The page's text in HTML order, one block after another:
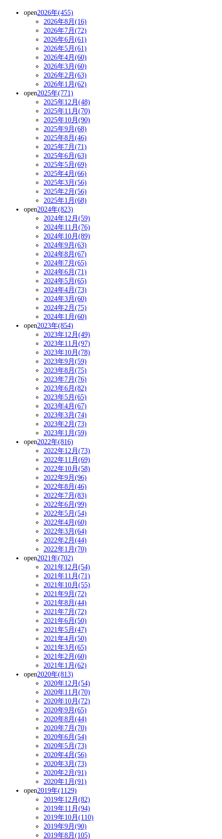
open2026年(455)
2026年8月(16)
2026年7月(72)
2026年6月(61)
2026年5月(61)
2026年4月(60)
2026年3月(60)
2026年2月(63)
2026年1月(62)
open2025年(771)
2025年12月(48)
2025年11月(70)
2025年10月(90)
2025年9月(68)
2025年8月(46)
2025年7月(71)
2025年6月(63)
2025年5月(69)
2025年4月(66)
2025年3月(56)
2025年2月(56)
2025年1月(68)
open2024年(823)
2024年12月(59)
2024年11月(76)
2024年10月(89)
2024年9月(63)
2024年8月(67)
2024年7月(65)
2024年6月(71)
2024年5月(65)
2024年4月(73)
2024年3月(60)
2024年2月(75)
2024年1月(60)
open2023年(854)
2023年12月(49)
2023年11月(97)
2023年10月(78)
2023年9月(59)
2023年8月(75)
2023年7月(76)
2023年6月(82)
2023年5月(65)
2023年4月(67)
2023年3月(74)
2023年2月(73)
2023年1月(59)
open2022年(816)
2022年12月(73)
2022年11月(69)
2022年10月(58)
2022年9月(96)
2022年8月(46)
2022年7月(83)
2022年6月(99)
2022年5月(54)
2022年4月(60)
2022年3月(64)
2022年2月(44)
2022年1月(70)
open2021年(702)
2021年12月(54)
2021年11月(71)
2021年10月(55)
2021年9月(72)
2021年8月(44)
2021年7月(72)
2021年6月(50)
2021年5月(47)
2021年4月(50)
2021年3月(65)
2021年2月(60)
2021年1月(62)
open2020年(813)
2020年12月(54)
2020年11月(70)
2020年10月(72)
2020年9月(65)
2020年8月(44)
2020年7月(70)
2020年6月(54)
2020年5月(73)
2020年4月(56)
2020年3月(73)
2020年2月(91)
2020年1月(91)
open2019年(1129)
2019年12月(82)
2019年11月(94)
2019年10月(110)
2019年9月(90)
2019年8月(105)